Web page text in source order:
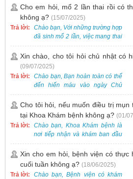
0988 270 115. Nếu cần hỗ trợ
thêm, vui lòng liên hệ qua Zalo
hoặc Fanpage Bệnh viện Việt
Nam - Thụy Điển Uông Bí.
theo từng đợt, không phải lúc
nào cũng có sẵn.
Cho em hỏi, mổ 2 lần thai rồi có
không ạ? (15/07/2025)
Trả lời:
Chào bạn, Với những trường hợp
đã sinh mổ 2 lần, việc mang thai
lần 3 vẫn có thể thực hiện được.
Tại Bệnh viện, chúng tôi đã tiếp
nhận và hỗ trợ nhiều thai phụ có
nhu cầu tương tự.
Xin chào, cho tôi hỏi chủ nhật có
(09/07/2025)
Trả lời:
Chào bạn, Bạn hoàn toàn có thể
đến hiến máu vào ngày Chủ
Nhật.
Cho tôi hỏi, nếu muốn điều trị mụn
tại Khoa Khám bệnh không ạ? (01/
Trả lời:
Chào bạn, Khoa Khám bệnh là
nơi tiếp nhận và khám ban đầu
cho tất cả các trường hợp, bao
gồm cả điều trị mụn. Vì vậy, bạn
cần đăng ký khám tại Khoa
Khám bệnh trước.
Xin cho em hỏi, bệnh viện có thực
cuối tuần không ạ? (18/06/2025)
Trả lời:
Chào bạn, Bệnh viện có khám